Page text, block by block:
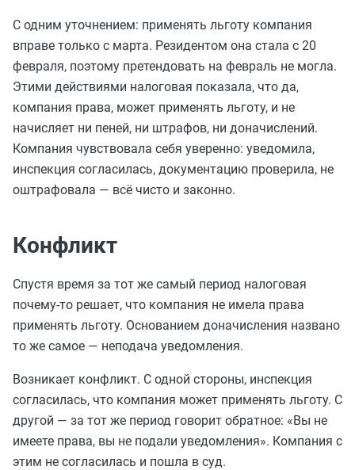
С одним уточнением: применять льготу компания
вправе только с марта. Резидентом она стала с 20
февраля, поэтому претендовать на февраль не могла.
Этими действиями налоговая показала, что да,
компания права, может применять льготу, и не
начисляет ни пеней, ни штрафов, ни доначислений.
Компания чувствовала себя уверенно: уведомила,
инспекция согласилась, документацию проверила, не
оштрафовала — всё чисто и законно.
Конфликт
Спустя время за тот же самый период налоговая
почему-то решает, что компания не имела права
применять льготу. Основанием доначисления названо
то же самое — неподача уведомления.
Возникает конфликт. С одной стороны, инспекция
согласилась, что компания может применять льготу. С
другой — за тот же период говорит обратное: «Вы не
имеете права, вы не подали уведомления». Компания с
этим не согласилась и пошла в суд.